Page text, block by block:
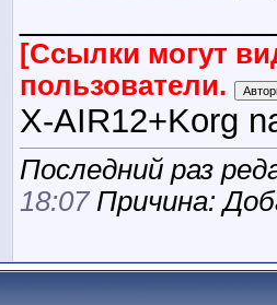
[Ссылки могут
пользователи.
X-AIR12+Korg
Последний раз
18:07Причина: